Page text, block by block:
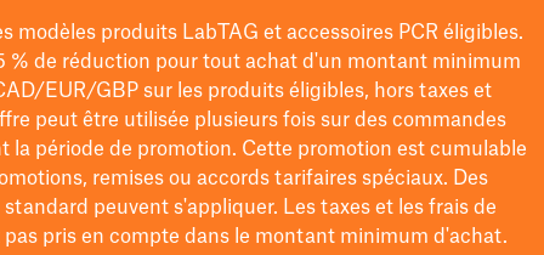
modèles produits LabTAG et accessoires PCR éligibles.
% de réduction pour tout achat d'un montant minimum
EUR/GBPsur les produits éligibles, hors taxes et
peut être utilisée plusieurs fois sur des commandes
la période de promotion. Cette promotion est cumulable
remises ou accords tarifaires spéciaux. Des
peuvent s'appliquer. Les taxes et les frais de
pas pris en compte dans le montant minimum d'achat.